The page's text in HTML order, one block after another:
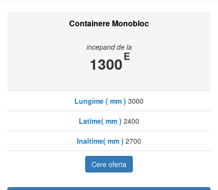
Containere Monobloc
incepand de la
1300E
Lungime ( mm ) 3000
Latime( mm ) 2400
Inaltime( mm ) 2700
Cere oferta